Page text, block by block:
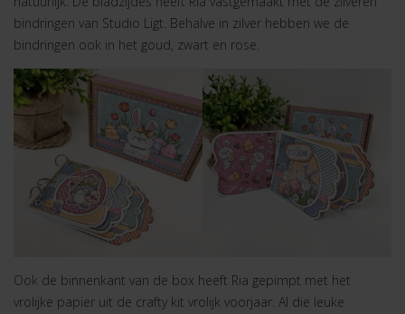
bindringen van Studio Ligt. Behalve in zilver hebben we de
bindringen ook in het goud, zwart en rose.
Ook de binnenkant van de box heeft Ria gepimpt met het
vrolijke papier uit de crafty kit vrolijk voorjaar. Al die leuke